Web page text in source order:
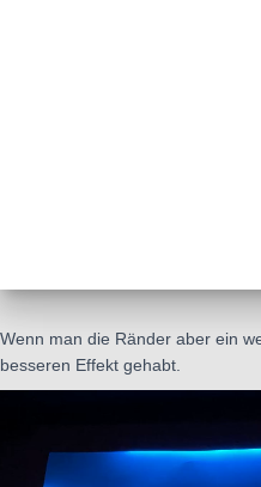
Wenn man die Ränder aber ein
besseren Effekt gehabt.